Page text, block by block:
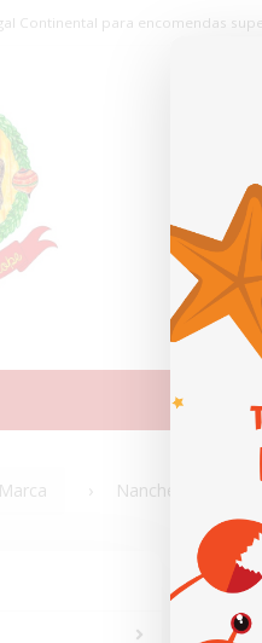
Continental para encomendas
Marca Nanchen